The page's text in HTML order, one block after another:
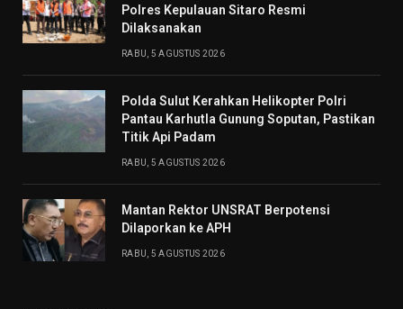
Polres Kepulauan Sitaro Resmi
Dilaksanakan
RABU, 5 AGUSTUS 2026
Polda Sulut Kerahkan Helikopter Polri
Pantau Karhutla Gunung Soputan, Pastikan
Titik Api Padam
RABU, 5 AGUSTUS 2026
Mantan Rektor UNSRAT Berpotensi
Dilaporkan ke APH
RABU, 5 AGUSTUS 2026